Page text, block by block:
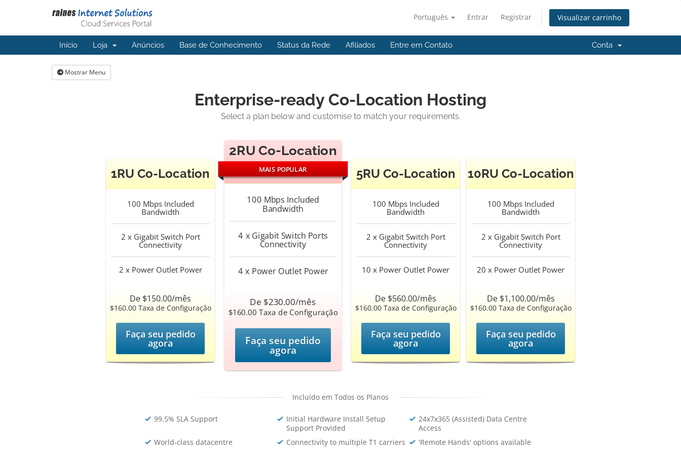
Português Entrar Registrar Visualizar carrinho
Início Loja Anúncios Base de Conhecimento Status da Rede Afiliados Entre em Contato Conta
Mostrar Menu
Enterprise-ready Co-Location Hosting
Select a plan below and customise to match your requirements.
1RU Co-Location
100 MbpsIncluded
Bandwidth
2 x Gigabit Switch Port
Connectivity
2 x Power OutletPower
De $150.00/mês
$160.00 Taxa de Configuração
Faça seu pedido
agora
2RU Co-Location
MAIS POPULAR
100 Mbps Included
Bandwidth
4 x Gigabit Switch Ports
Connectivity
4 x Power OutletPower
De $230.00/mês
$160.00 Taxa de Configuração
Faça seu pedido
agora
5RU Co-Location
100 MbpsIncluded
Bandwidth
2 x Gigabit Switch Port
Connectivity
10 x Power Outlet Power
De $560.00/mês
$160.00 Taxa de Configuração
Faça seu pedido
agora
10RU Co-Location
100 MbpsIncluded
Bandwidth
2 x Gigabit Switch Port
Connectivity
20 x Power Outlet Power
De $1,100.00/mês
$160.00 Taxa de Configuração
Faça seu pedido
agora
Incluído em Todos os Planos
99.5% SLA Support
Initial Hardware Install Setup
Support Provided
24x7x365 (Assisted) Data Centre
Access
World-class datacentre
Connectivity to multiple T1 carriers 'Remote Hands' options available